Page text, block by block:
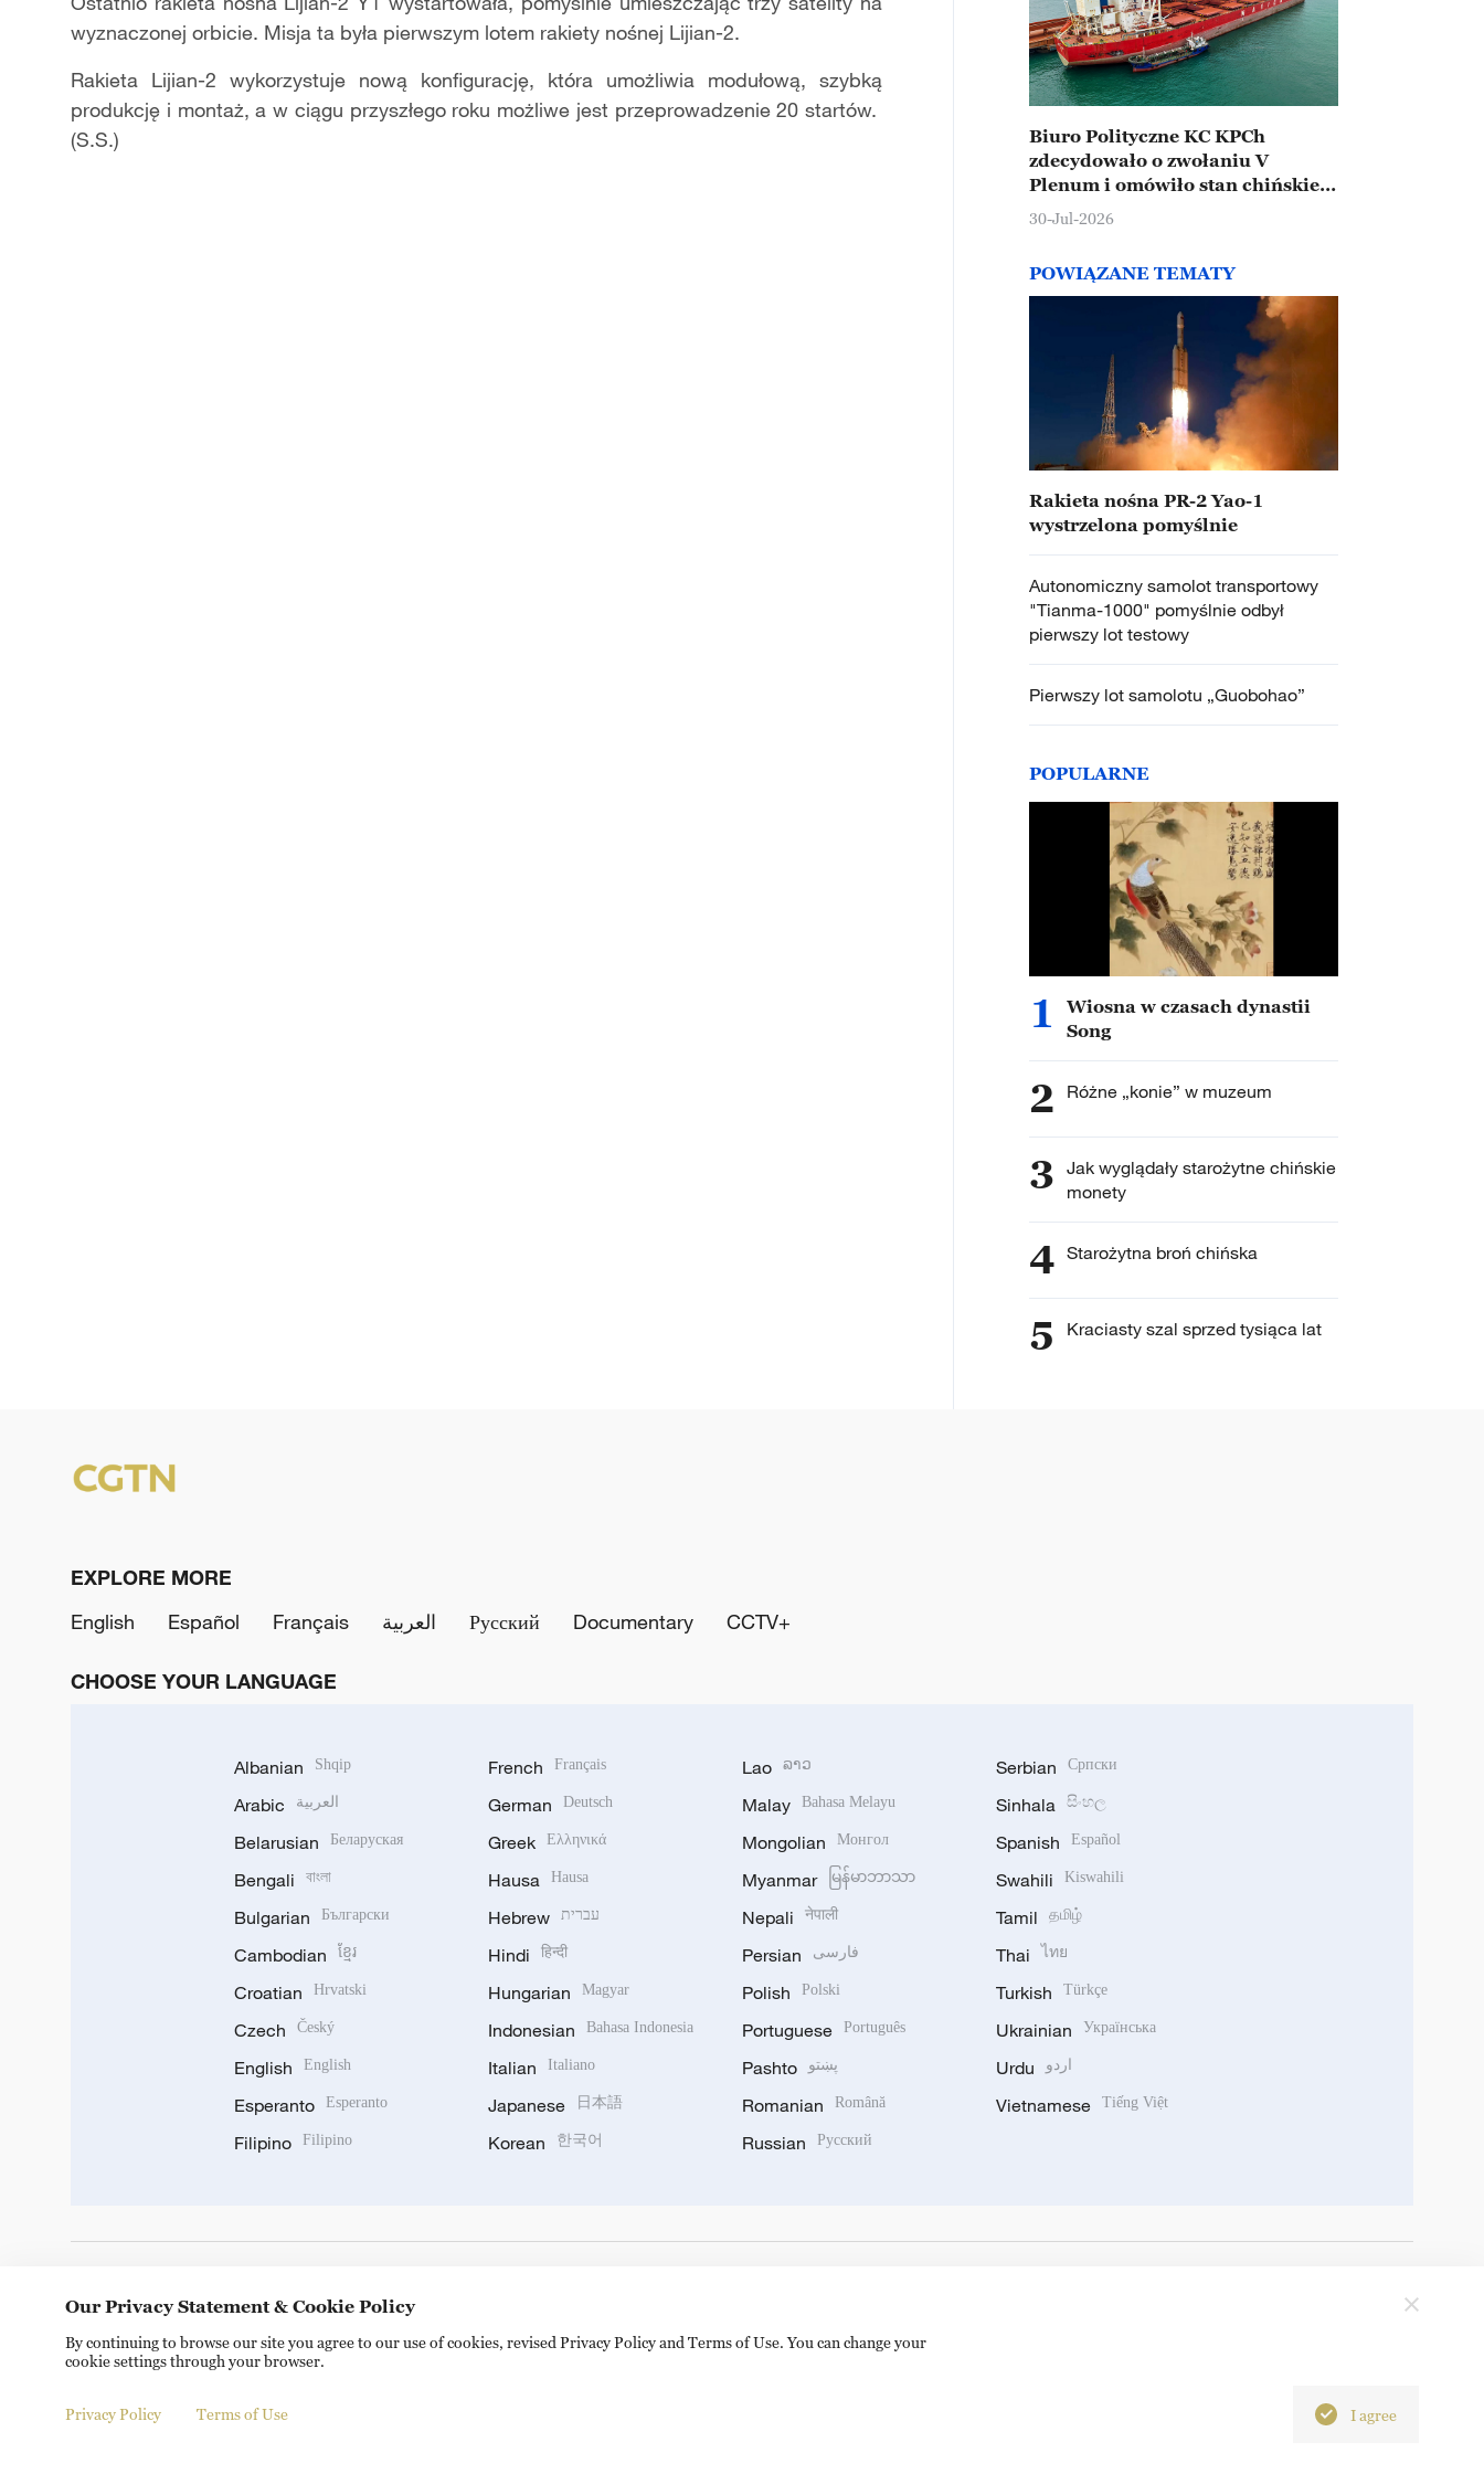
wyznaczonej orbicie. Misja ta była pierwszym lotem rakiety nośnej Lijian-2.
Rakieta Lijian-2 wykorzystuje nową konfigurację, która umożliwia modułową, szybką
produkcję i montaż, a w ciągu przyszłego roku możliwe jest przeprowadzenie 20 startów.
(S.S.)
Biuro Polityczne KC KPCh
zdecydowało o zwołaniu V
Plenum i omówiło stan chińskiej
gospodarki
30-Jul-2026
POWIĄZANE TEMATY
Rakieta nośna PR-2 Yao-1
wystrzelona pomyślnie
Autonomiczny samolot transportowy
"Tianma-1000" pomyślnie odbył
pierwszy lot testowy
Pierwszy lot samolotu „Guobohao”
POPULARNE
1
Wiosna w czasach dynastii
Song
2 Różne „konie” w muzeum
3 Jak wyglądały starożytne chińskie
monety
4 Starożytna broń chińska
5 Kraciasty szal sprzed tysiąca lat
EXPLORE MORE
English
Español Français العربية Русский Documentary CCTV+
CHOOSE YOUR LANGUAGE
Albanian Shqip
Arabic العربية
Belarusian Беларуская
Bengali বাংলা
Bulgarian Български
Cambodian ខ្មែរ
Croatian Hrvatski
Czech Český
English English
Esperanto Esperanto
Filipino Filipino
French Français
German Deutsch
Greek Ελληνικά
Hausa Hausa
Hebrew עברית
Hindi हिन्दी
Hungarian Magyar
Indonesian Bahasa Indonesia
Italian Italiano
Japanese 日本語
Korean 한국어
Lao ລາວ
Malay Bahasa Melayu
Mongolian Монгол
Myanmar မြန်မာဘာသာ
Nepali नेपाली
Persian فارسی
Polish Polski
Portuguese Português
Pashto پښتو
Romanian Română
Russian Русский
Serbian Српски
Sinhala සිංහල
Spanish Español
Swahili Kiswahili
Tamil தமிழ்
Thai ไทย
Turkish Türkçe
Ukrainian Українська
Urdu اردو
Vietnamese Tiếng Việt
Copyright © 2024 CGTN. 京ICP备20000184号
Our Privacy Statement & Cookie Policy
By continuing to browse our site you agree to our use of cookies, revised Privacy Policy and Terms of Use. You can change your
cookie settings through your browser.
Privacy Policy Terms of Use I agree